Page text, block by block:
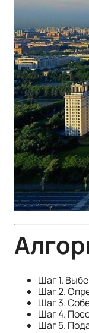
Шаг 1.
Шаг 2.
Шаг 3.
Шаг 4.
Шаг 5.